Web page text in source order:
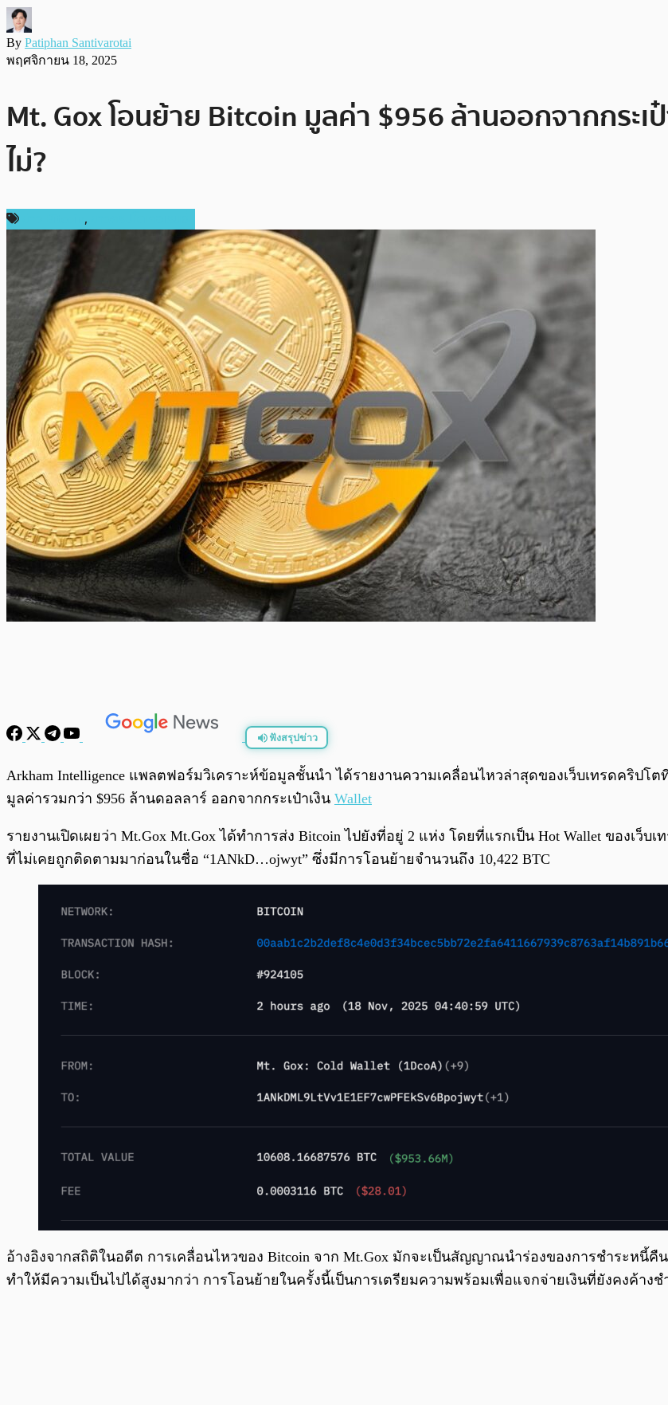
By Patiphan Santivarotai
พฤศจิกายน 18, 2025
Mt. Gox โอนย้าย Bitcoin มูลค่า $956 ล้านออกจากกระ
ไม่?
,
ฟังสรุปข่าว
พร้อมเล่น
Arkham Intelligence แพลตฟอร์มวิเคราะห์ข้อมูลชั้นนำ ได้รายงานความเคลื่อนไหวล่าสุดของเว็บเทรดคริปโ
มูลค่ารวมกว่า $956 ล้านดอลลาร์ ออกจากกระเป๋าเงิน Wallet
รายงานเปิดเผยว่า Mt.Gox Mt.Gox ได้ทำการส่ง Bitcoin ไปยังที่อยู่ 2 แห่ง โดยที่แรกเป็น Hot Wallet ของเว็บ
ที่ไม่เคยถูกติดตามมาก่อนในชื่อ “1ANkD…ojwyt” ซึ่งมีการโอนย้ายจำนวนถึง 10,422 BTC
อ้างอิงจากสถิติในอดีต การเคลื่อนไหวของ Bitcoin จาก Mt.Gox มักจะเป็นสัญญาณนำร่องของการชำระหนี้คื
ทำให้มีความเป็นไปได้สูงมากว่า การโอนย้ายในครั้งนี้เป็นการเตรียมความพร้อมเพื่อแจกจ่ายเงินที่ยังคงค้างช